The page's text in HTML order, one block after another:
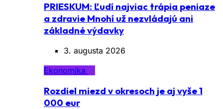
PRIESKUM: Ľudí najviac trápia peniaze
a zdravie Mnohí už nezvládajú ani
základné výdavky
3. augusta 2026
Ekonomika
Rozdiel miezd v okresoch je aj vyše 1
000 eur